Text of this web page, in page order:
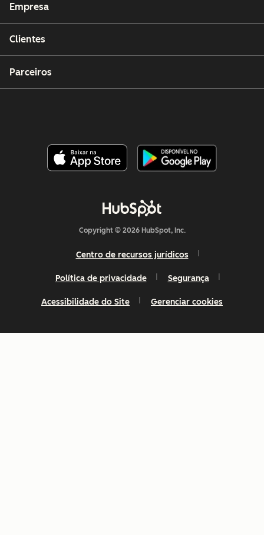
Empresa
Clientes
Parceiros
Copyright © 2026 HubSpot, Inc.
Centro de recursos jurídicos
Política de privacidade Segurança
Acessibilidade do Site Gerenciar cookies